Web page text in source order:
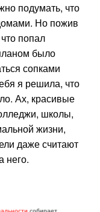
подумать, что
Но пожив
попал
было
сопками
я решила, что
Ах, красивые
школы,
жизни,
даже считают
него.
в голову
собирает